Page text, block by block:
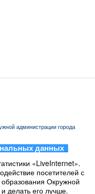
администрации города
данных
«LiveInternet».
посетителей с
Окружной
делать его лучше.